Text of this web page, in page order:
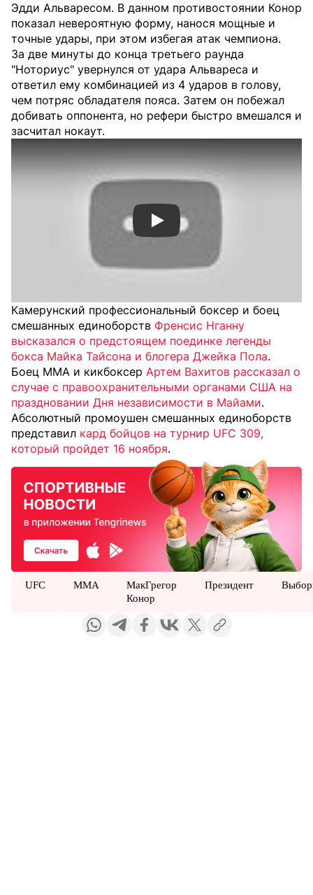
Эдди Альваресом. В данном противостоянии Конор
показал невероятную форму, нанося мощные и
точные удары, при этом избегая атак чемпиона.
За две минуты до конца третьего раунда
"Ноториус" увернулся от удара Альвареса и
ответил ему комбинацией из 4 ударов в голову,
чем потряс обладателя пояса. Затем он побежал
добивать оппонента, но рефери быстро вмешался и
засчитал нокаут.
Смотреть видео YouTube
Камерунский профессиональный боксер и боец
смешанных единоборств Френсис Нганну
высказался о предстоящем поединке легенды
бокса Майка Тайсона и блогера Джейка Пола.
Боец ММА и кикбоксер Артем Вахитов рассказал о
случае с правоохранительными органами США на
праздновании Дня независимости в Майами.
Абсолютный промоушен смешанных единоборств
представил кард бойцов на турнир UFC 309,
который пройдет 16 ноября.
UFC MMA
МакГрегор
Конор
Президент